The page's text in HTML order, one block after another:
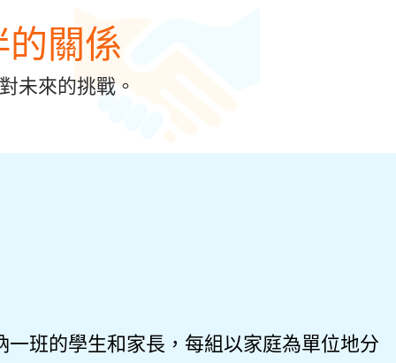
關係
未來的挑戰。
班的學生和家長，每組以家庭為單位地分